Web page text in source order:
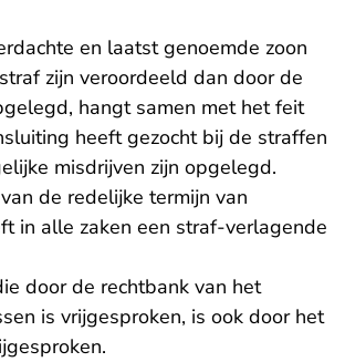
en laatst genoemde zoon
zijn veroordeeld dan door de
hangt samen met het feit
heeft gezocht bij de straffen
misdrijven zijn opgelegd.
de redelijke termijn van
in alle zaken een straf-verlagende
door de rechtbank van het
is vrijgesproken, is ook door het